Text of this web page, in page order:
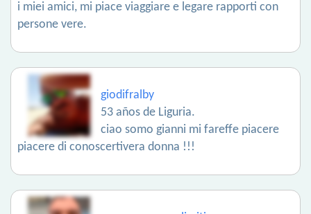
i miei amici, mi piace viaggiare e legare rapporti con
persone vere.
giodifralby
53 años de Liguria.
ciao somo gianni mi fareffe piacere
piacere di conoscertivera donna !!!